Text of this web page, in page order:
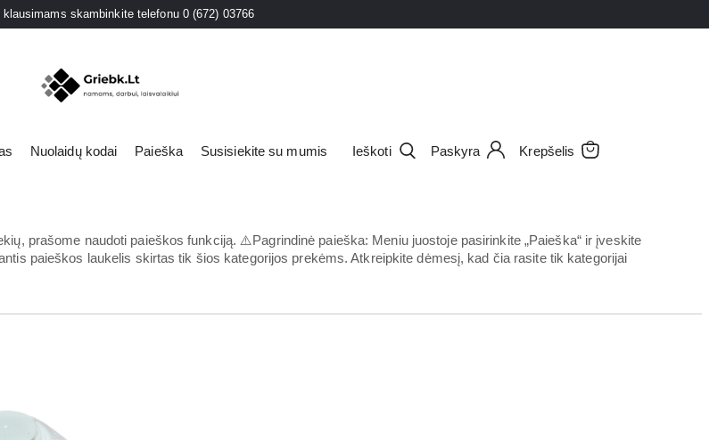
klausimams skambinkite telefonu 0 (672) 03766
Nuolaidų kodai Paieška Susisiekite su mumis Ieškoti Paskyra Krepšelis
prašome naudoti paieškos funkciją. ⚠️Pagrindinė paieška: Meniu juostoje pasirinkite „Paieška“ ir įveskite
paieškos laukelis skirtas tik šios kategorijos prekėms. Atkreipkite dėmesį, kad čia rasite tik kategorijai